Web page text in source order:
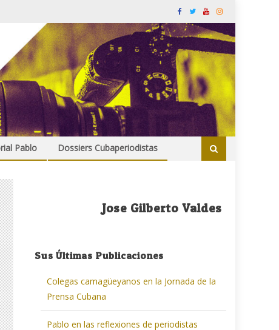
Pablo Dossiers Cubaperiodistas
Jose Gilberto Valdes
Sus Últimas Publicaciones
Colegas camagüeyanos en la Jornada de la
Prensa Cubana
Pablo en las reflexiones de periodistas